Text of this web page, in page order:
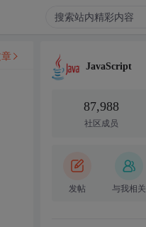
JavaScript
87,988
社区成员
发帖 与我相关